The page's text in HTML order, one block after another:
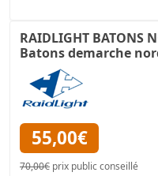
RAIDLIGHT BATONS
Batons demarche
55,00€
70,00€ prix public conseillé